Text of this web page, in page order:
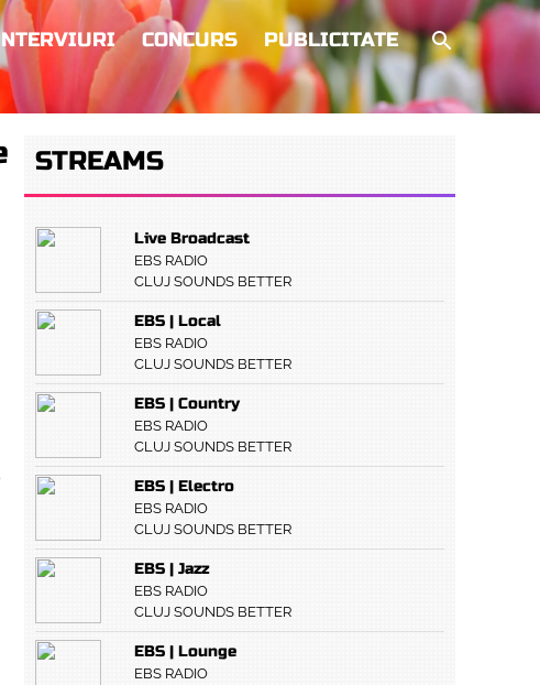
CONCURS PUBLICITATE
STREAMS
Live Broadcast
EBS RADIO
CLUJ SOUNDS BETTER
EBS | Local
EBS RADIO
CLUJ SOUNDS BETTER
EBS | Country
EBS RADIO
CLUJ SOUNDS BETTER
EBS | Electro
EBS RADIO
CLUJ SOUNDS BETTER
EBS | Jazz
EBS RADIO
CLUJ SOUNDS BETTER
EBS | Lounge
EBS RADIO